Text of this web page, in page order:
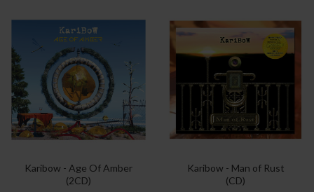
Karibow - Age Of Amber
(2CD)
Karibow - Man of Rust
(CD)